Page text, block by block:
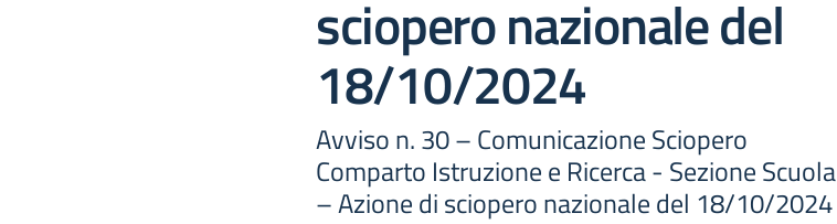
sciopero nazionale del
18/10/2024
Avviso n. 30 – Comunicazione Sciopero
Comparto Istruzione e Ricerca - Sezione Scuola
– Azione di sciopero nazionale del 18/10/2024